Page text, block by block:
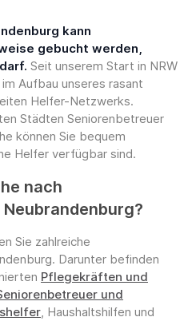
kann
gebucht werden,
Seit unserem Start in NRW
Aufbau unseres rasant
Helfer-Netzwerks.
Städten Seniorenbetreuer
können Sie bequem
Helfer verfügbar sind.
nach
Sie zahlreiche
Darunter befinden
Pflegekräften und
und
, Haushaltshilfen und